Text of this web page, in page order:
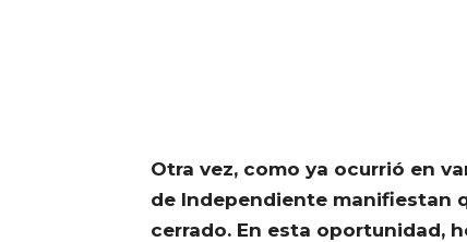
Otra vez, como ya ocurrió en
de Independiente manifiestan
cerrado. En esta oportunidad,